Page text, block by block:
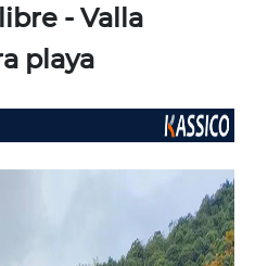
- Valla
playa